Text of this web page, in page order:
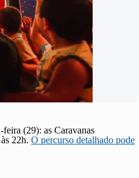
feira (29): as Caravanas
22h. O percurso detalhado pode